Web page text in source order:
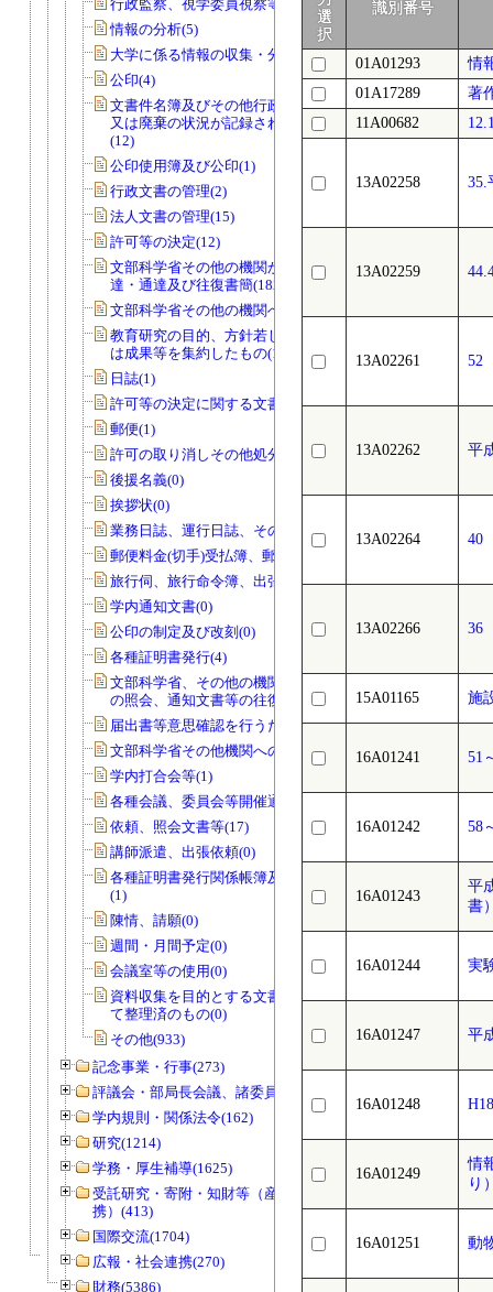
行政監察、視学委員視察等(56)
情報の分析(5)
大学に係る情報の収集・分析(0)
公印(4)
文書件名簿及びその他行政文書の取得
又は廃棄の状況が記録されているもの
(12)
公印使用簿及び公印(1)
行政文書の管理(2)
法人文書の管理(15)
許可等の決定(12)
文部科学省その他の機関からの諸令
達・通達及び往復書簡(182)
文部科学省その他の機関への報告等(74)
教育研究の目的、方針若しくは計画又
は成果等を集約したもの(14)
日誌(1)
許可等の決定に関する文書(0)
郵便(1)
許可の取り消しその他処分(0)
後援名義(0)
挨拶状(0)
業務日誌、運行日誌、その他日誌(11)
郵便料金(切手)受払簿、郵便物発送控(0)
旅行伺、旅行命令簿、出張報告書(1)
学内通知文書(0)
公印の制定及び改刻(0)
各種証明書発行(4)
文部科学省、その他の機関、個人から
の照会、通知文書等の往復文書(2)
届出書等意思確認を行うためのもの(0)
文部科学省その他機関への報告等(0)
学内打合会等(1)
各種会議、委員会等開催通知書(0)
依頼、照会文書等(17)
講師派遣、出張依頼(0)
各種証明書発行関係帳簿及び関係書類
(1)
陳情、請願(0)
週間・月間予定(0)
会議室等の使用(0)
資料収集を目的とする文書で資料とし
て整理済のもの(0)
その他(933)
記念事業・行事(273)
評議会・部局長会議、諸委員会等(1466)
学内規則・関係法令(162)
研究(1214)
学務・厚生補導(1625)
受託研究・寄附・知財等（産官学連
携）(413)
国際交流(1704)
広報・社会連携(270)
財務(5386)
選
択
識別番号
01A01293
情
01A17289
著
11A00682
13A02258 35.
13A02259
13A02261 52
13A02262 平
13A02264 40
13A02266 36
15A01165 施
16A01241 51
16A01242 58
16A01243
平
書
16A01244 実
16A01247 平
16A01248
16A01249
情
り
16A01251 動